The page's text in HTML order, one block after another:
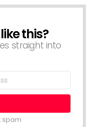
this?
straight into
spam